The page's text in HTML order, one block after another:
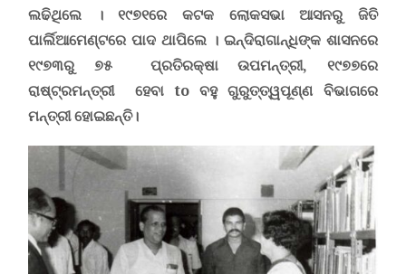
ଲଢିଥିଲେ ।୧୯୭୧ରେ କଟକ ଲୋକସଭା ଆସନରୁ ଜିତି
ପାର୍ଲିଆମେଣ୍ଟରେ ପାଦ ଥାପିଲେ । ଇନ୍ଦିରାଗାନ୍ଧିଙ୍କ ଶାସନରେ
୧୯୭୩ରୁ ୭୫ ପ୍ରତିରକ୍ଷା ଉପମନ୍ତ୍ରୀ, ୧୯୭୭ରେ
ରାଷ୍ଟ୍ରମନ୍ତ୍ରୀ ହେବା to ବହୁ ଗୁରୁତ୍ତ୍ୱପୂଣ୍ଣ ବିଭାଗରେ
ମନ୍ତ୍ରୀ ହୋଇଛନ୍ତି।